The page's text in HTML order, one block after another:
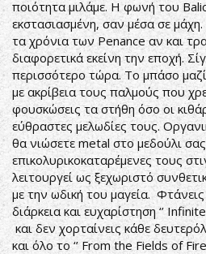
ποιότητα μιλάμε. Η φωνή του
εκστασιασμένη, σαν μέσα σε
τα χρόνια των Penance αν και
διαφορετικά εκείνη την εποχή.
περισσότερο τώρα. Το μπάσο
με ακρίβεια τους παλμούς που
φουσκώσεις τα στήθη όσο οι
εύθραστες μελωδίες τους.
θα νιώσετε metal στο μεδούλι
επικολυρικοκαταρέμενες τους
λειτουργεί ως ξεχωριστό
με την ωδική του μαγεία.
διάρκεια και ευχαρίστηση ‘’
και δεν χορταίνεις κάθε
και όλο το ‘’ From the Fields of